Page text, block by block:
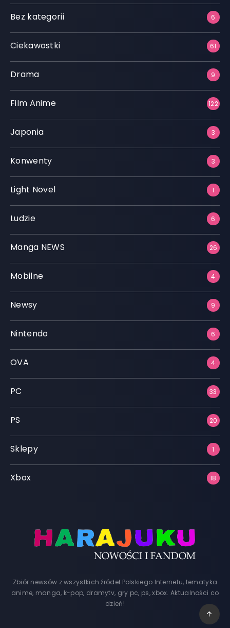
Bez kategorii 6
Ciekawostki 61
Drama 9
Film Anime 122
Japonia 3
Konwenty 3
Light Novel 1
Ludzie 6
Manga NEWS 26
Mobilne 4
Newsy 9
Nintendo 6
OVA 4
PC 33
PS 20
Sklepy 1
Xbox 18
Zbiór newsów z wszystkich źródeł Polskiego Internetu, tematyka
anime, manga, k-pop, dramytv, gry pc, ps, xbox. Aktualności co
dzień!